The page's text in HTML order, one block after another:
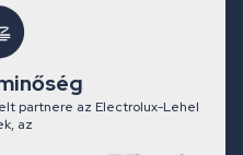
partnere az Electrolux-Lehel
az